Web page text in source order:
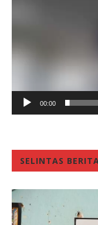
00:00
SELINTAS BERITA